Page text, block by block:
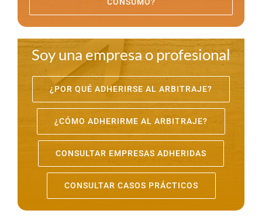
Soy una empresa o profesional
¿POR QUÉ ADHERIRSE AL ARBITRAJE?
¿CÓMO ADHERIRME AL ARBITRAJE?
CONSULTAR EMPRESAS ADHERIDAS
CONSULTAR CASOS PRÁCTICOS